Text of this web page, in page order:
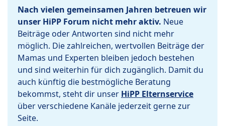
Nach vielen gemeinsamen Jahren betreuen wir
unser HiPP Forum nicht mehr aktiv. Neue
Beiträge oder Antworten sind nicht mehr
möglich. Die zahlreichen, wertvollen Beiträge der
Mamas und Experten bleiben jedoch bestehen
und sind weiterhin für dich zugänglich. Damit du
auch künftig die bestmögliche Beratung
bekommst, steht dir unser HiPP Elternservice
über verschiedene Kanäle jederzeit gerne zur
Seite.